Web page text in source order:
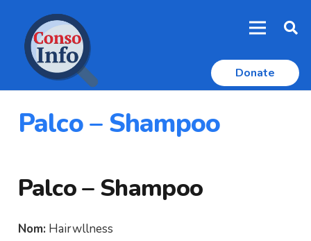
Donate
Palco – Shampoo
Palco – Shampoo
Nom: Hairwllness